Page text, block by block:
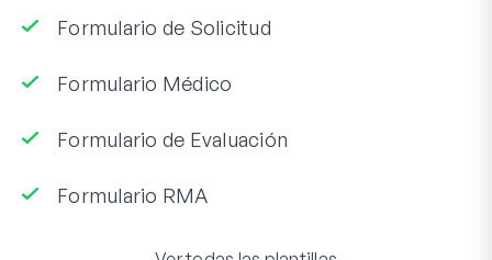
Formulario de Solicitud
Formulario Médico
Formulario de Evaluación
Formulario RMA